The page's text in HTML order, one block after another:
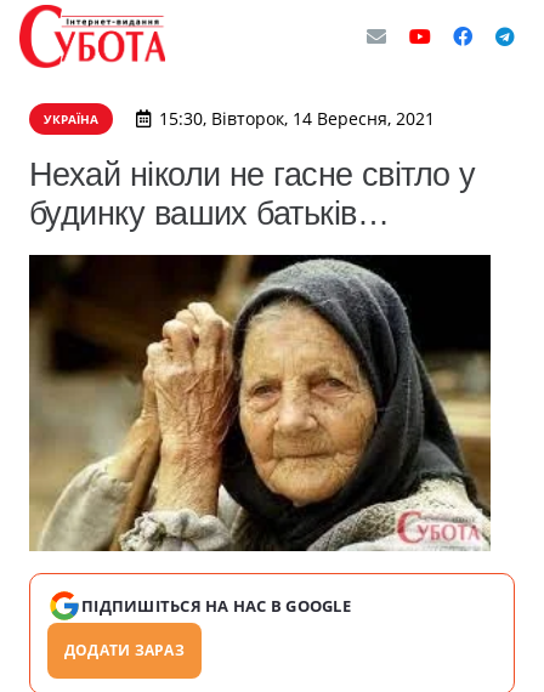
УКРАЇНА 15:30, Вівторок, 14 Вересня, 2021
Нехай ніколи не гасне світло у
будинку ваших батьків…
ПІДПИШІТЬСЯ НА НАС В GOOGLE
ДОДАТИ ЗАРАЗ